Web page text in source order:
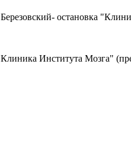
остановка
Института Мозга"